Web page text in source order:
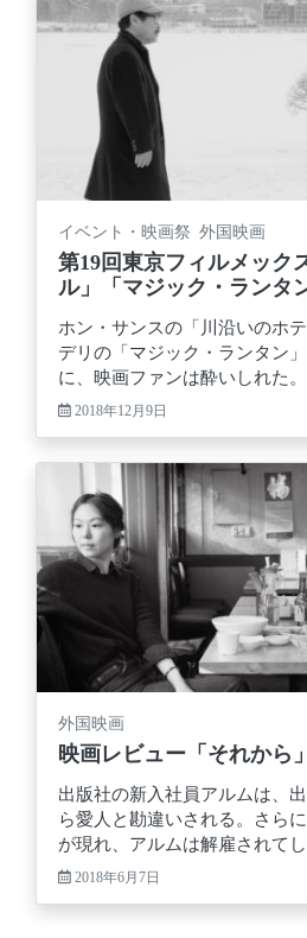
イベント・映画祭 外国映画
第19回東京フィルメック
ル」「マジック・ランタ
ホン・サンスの「川沿いのホ
デリの「マジック・ランタン
に、映画ファンは酔いしれた。
2018年12月9日
外国映画
映画レビュー「それから」
出版社の新入社員アルムは、
ら愛人と勘違いされる。さら
が現れ、アルムは解雇されてし
2018年6月7日